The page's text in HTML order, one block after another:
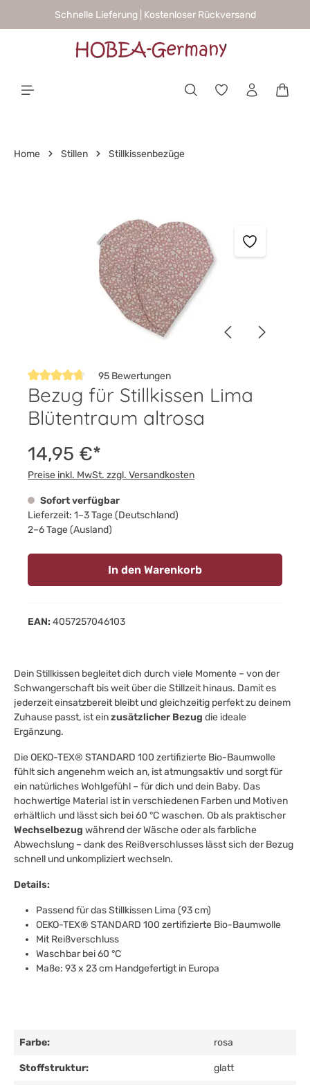
springenSchnelle Lieferung | Kostenloser Rückversand
Home Stillen Stillkissenbezüge
Durchschnittliche Bewertung von 4.7 von 5 Sternen
95 Bewertungen
Bezug für Stillkissen Lima
Blütentraum altrosa
14,95 €*
Preise inkl. MwSt. zzgl. Versandkosten
Sofort verfügbar
Lieferzeit: 1–3 Tage (Deutschland)
2–6 Tage (Ausland)
In den Warenkorb
EAN: 4057257046103
Dein Stillkissen begleitet dich durch viele Momente – von der
Schwangerschaft bis weit über die Stillzeit hinaus. Damit es
jederzeit einsatzbereit bleibt und gleichzeitig perfekt zu deinem
Zuhause passt, ist einzusätzlicher Bezug die ideale
Ergänzung.
Die OEKO-TEX® STANDARD 100 zertifizierte Bio-Baumwolle
fühlt sich angenehm weich an, ist atmungsaktiv und sorgt für
ein natürliches Wohlgefühl – für dich und dein Baby. Das
hochwertige Material ist in verschiedenen Farben und Motiven
erhältlich und lässt sich bei 60 °C waschen. Ob als praktischer
Wechselbezug während der Wäsche oder als farbliche
Abwechslung – dank des Reißverschlusses lässt sich der Bezug
schnell und unkompliziert wechseln.
Details:
Passend für das Stillkissen Lima (93 cm)
OEKO-TEX® STANDARD 100 zertifizierte Bio-Baumwolle
Mit Reißverschluss
Waschbar bei 60 °C
Maße: 93 x 23 cm Handgefertigt in Europa
Farbe: rosa
Stoffstruktur: glatt